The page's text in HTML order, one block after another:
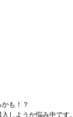
も！？
しようか悩み中です